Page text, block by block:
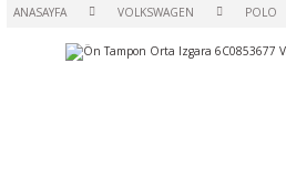
ANASAYFA VOLKSWAGEN POLO